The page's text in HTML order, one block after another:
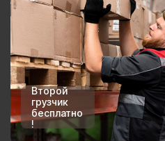
Второй
грузчик
бесплатно
!